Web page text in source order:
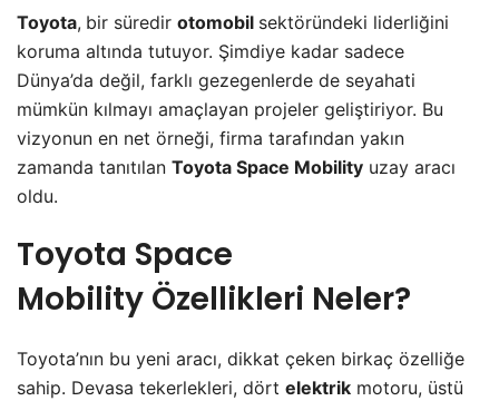
Toyota, bir süredir otomobil sektöründeki liderliğini
koruma altında tutuyor. Şimdiye kadar sadece
Dünya’da değil, farklı gezegenlerde de seyahati
mümkün kılmayı amaçlayan projeler geliştiriyor. Bu
vizyonun en net örneği, firma tarafından yakın
zamanda tanıtılan Toyota Space Mobility uzay aracı
oldu.
Toyota Space
Mobility Özellikleri Neler?
Toyota’nın bu yeni aracı, dikkat çeken birkaç özelliğe
sahip. Devasa tekerlekleri, dört elektrik motoru, üstü